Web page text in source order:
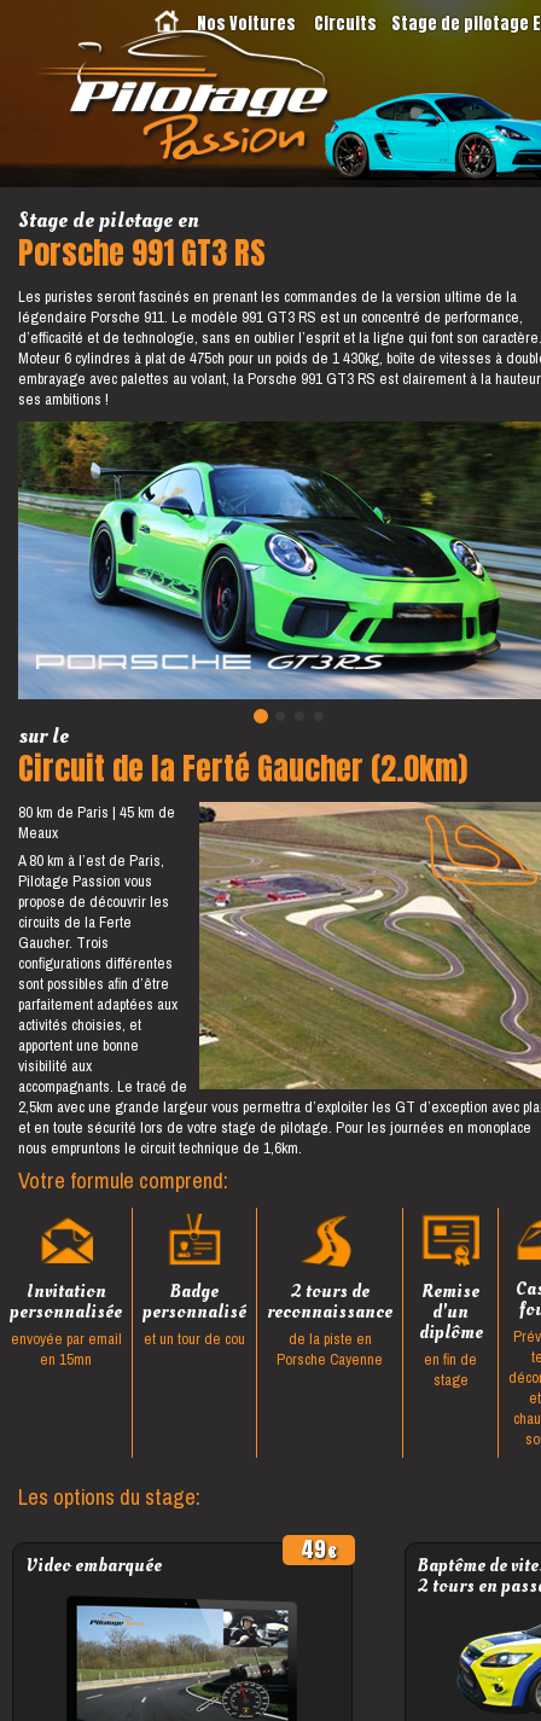
Nos Voitures Circuits Stage de pilotage
Stage de pilotage en
Porsche 991 GT3 RS
Les puristes seront fascinés en prenant les commandes de la version ultime de la
légendaire Porsche 911. Le modèle 991 GT3 RS est un concentré de performance,
d’efficacité et de technologie, sans en oublier l’esprit et la ligne qui font son caractère.
Moteur 6 cylindres à plat de 475ch pour un poids de 1 430kg, boîte de vitesses à
embrayage avec palettes au volant, la Porsche 991 GT3 RS est clairement à la
ses ambitions !
sur le
Circuit de la Ferté Gaucher (2.0km)
80 km de Paris 45 km de
Meaux
A 80 km à l’est de Paris,
Pilotage Passion vous
propose de découvrir les
circuits de la Ferte
Gaucher. Trois
configurations différentes
sont possibles afin d’être
parfaitement adaptées aux
activités choisies, et
apportent une bonne
visibilité aux
accompagnants. Le tracé de
2,5km avec une grande largeur vous permettra d’exploiter les GT d’exception avec
et en toute sécurité lors de votre stage de pilotage. Pour les journées en monoplace
nous empruntons le circuit technique de 1,6km.
Votre formule comprend:
Invitation
personnalisée
envoyée par email
en 15mn
Badge
personnalisé
et un tour de cou
2 tours de
reconnaissance
de la piste en
Porsche Cayenne
Remise
d'un
diplôme
en fin de
stage
Les options du stage:
Video embarquée
49
Baptême de
2 tours en